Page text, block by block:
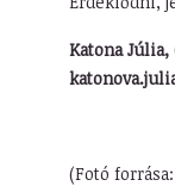
Katona Júlia,
(Fotó